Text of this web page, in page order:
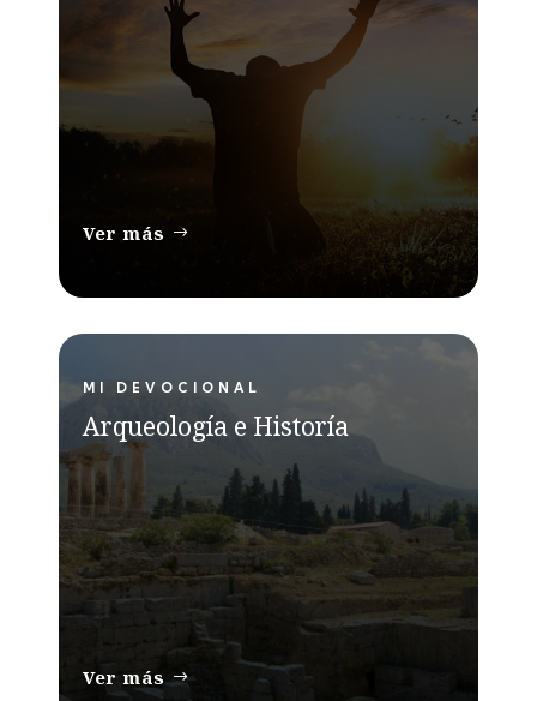
Ver más
MI DEVOCIONAL
Arqueología e Historía
Ver más